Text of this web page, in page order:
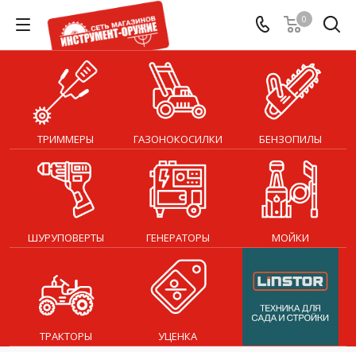
0
ТРИММЕРЫ ГАЗОНОКОСИЛКИ БЕНЗОПИЛЫ
ШУРУПОВЕРТЫ ГЕНЕРАТОРЫ МОЙКИ
ТРАКТОРЫ УЦЕНКА